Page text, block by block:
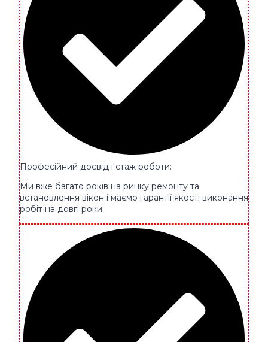
Професійний досвід і стаж роботи:
Ми вже багато років на ринку ремонту та
встановлення вікон і маємо гарантії якості виконання
робіт на довгі роки.